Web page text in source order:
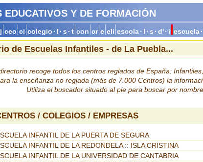
EDUCATIVOS Y DE FORMACIÓN
ceo ci colegio · · s · t con cr e eli escola · · s · d' · i escuela ·
de Escuelas Infantiles - de La Puebla...
recoge todos los centros reglados de España:
la enseñanza no reglada (más de 7.000 Centros) la
Utiliza el buscador situado al pie para buscar por
/ COLEGIOS / EMPRESAS
INFANTIL DE LA PUERTA DE SEGURA
INFANTIL DE LA REDONDELA :: ISLA CRISTINA
INFANTIL DE LA UNIVERSIDAD DE CANTABRIA